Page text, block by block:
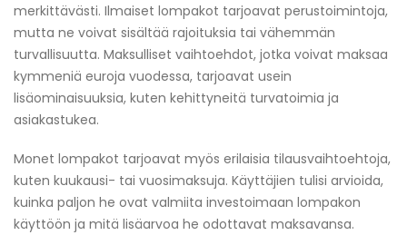
merkittävästi. Ilmaiset lompakot tarjoavat perustoimintoja,
mutta ne voivat sisältää rajoituksia tai vähemmän
turvallisuutta. Maksulliset vaihtoehdot, jotka voivat maksaa
kymmeniä euroja vuodessa, tarjoavat usein
lisäominaisuuksia, kuten kehittyneitä turvatoimia ja
asiakastukea.
Monet lompakot tarjoavat myös erilaisia tilausvaihtoehtoja,
kuten kuukausi- tai vuosimaksuja. Käyttäjien tulisi arvioida,
kuinka paljon he ovat valmiita investoimaan lompakon
käyttöön ja mitä lisäarvoa he odottavat maksavansa.